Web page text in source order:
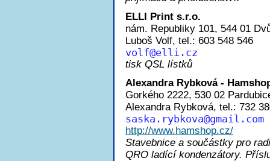
ELLI Print s.r.o.
nám. Republiky 101, 544 01
Luboš Volf, tel.: 603 548 546
volf@elli.cz
tisk QSL lístků
Alexandra Rybková -
Gorkého 2222, 530 02
Alexandra Rybková, tel.: 732
saska.rybkova@gmail.com
http://www.hamshop.cz/
Stavebnice a součástky pro
QRO ladící kondenzátory.